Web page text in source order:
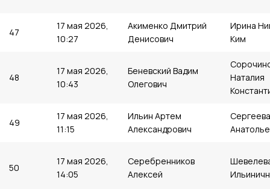
47
17 мая 2026,
10:27
Акименко Дмитрий
Денисович
Ирина
Ким
48
17 мая 2026,
10:43
Беневский Вадим
Олегович
Наталия
49
17 мая 2026,
11:15
Ильин Артем
Александрович
50
17 мая 2026,
14:05
Серебренников
Алексей